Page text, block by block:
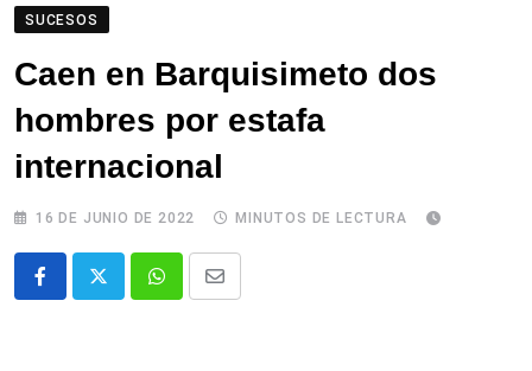
SUCESOS
Caen en Barquisimeto dos
hombres por estafa
internacional
16 DE JUNIO DE 2022 MINUTOS DE LECTURA
WhatsappComparte